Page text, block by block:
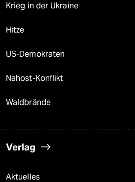
Krieg in der Ukraine
Hitze
US-Demokraten
Nahost-Konflikt
Waldbrände
Verlag
Aktuelles